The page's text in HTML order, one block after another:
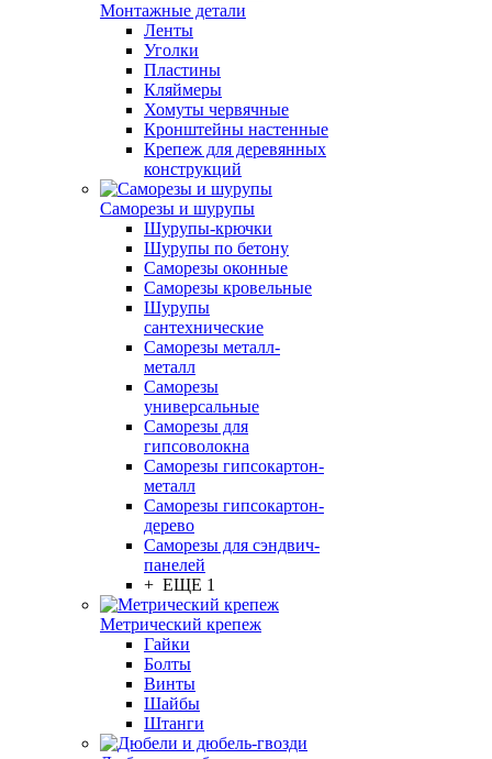
Монтажные детали
Ленты
Уголки
Пластины
Кляймеры
Хомуты червячные
Кронштейны настенные
Крепеж для деревянных
конструкций
Саморезы и шурупы
Шурупы-крючки
Шурупы по бетону
Саморезы оконные
Саморезы кровельные
Шурупы
сантехнические
Саморезы металл-
металл
Саморезы
универсальные
Саморезы для
гипсоволокна
Саморезы гипсокартон-
металл
Саморезы гипсокартон-
дерево
Саморезы для сэндвич-
панелей
+ ЕЩЕ 1
Метрический крепеж
Гайки
Болты
Винты
Шайбы
Штанги